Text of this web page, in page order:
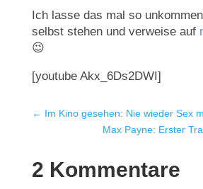
Ich lasse das mal so
selbst stehen und verweise auf
😉
[youtube Akx_6Ds2DWI]
← Im Kino gesehen: Nie wieder Sex
Max Payne: Erster
2 Kommentare